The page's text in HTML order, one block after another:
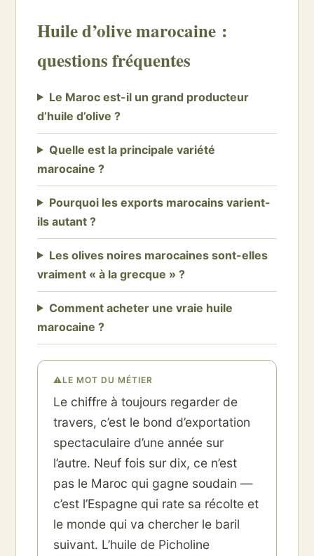
Huile d’olive marocaine :
questions fréquentes
Le Maroc est-il un grand producteur
d’huile d’olive ?
Quelle est la principale variété
marocaine ?
Pourquoi les exports marocains varient-
ils autant ?
Les olives noires marocaines sont-elles
vraiment « à la grecque » ?
Comment acheter une vraie huile
marocaine ?
⚠LE MOT DU MÉTIER
Le chiffre à toujours regarder de
travers, c’est le bond d’exportation
spectaculaire d’une année sur
l’autre. Neuf fois sur dix, ce n’est
pas le Maroc qui gagne soudain —
c’est l’Espagne qui rate sa récolte et
le monde qui va chercher le baril
suivant. L’huile de Picholine